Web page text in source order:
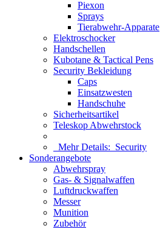
Piexon
Sprays
Tierabwehr-Apparate
Elektroschocker
Handschellen
Kubotane & Tactical Pens
Security Bekleidung
Caps
Einsatzwesten
Handschuhe
Sicherheitsartikel
Teleskop Abwehrstock
Mehr Details: Security
Sonderangebote
Abwehrspray
Gas- & Signalwaffen
Luftdruckwaffen
Messer
Munition
Zubehör